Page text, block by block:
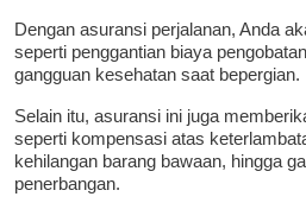
Dengan asuransi perjalanan, Anda
seperti penggantian biaya
gangguan kesehatan saat bepergian.
Selain itu, asuransi ini juga
seperti kompensasi atas
kehilangan barang bawaan, hingga
penerbangan.